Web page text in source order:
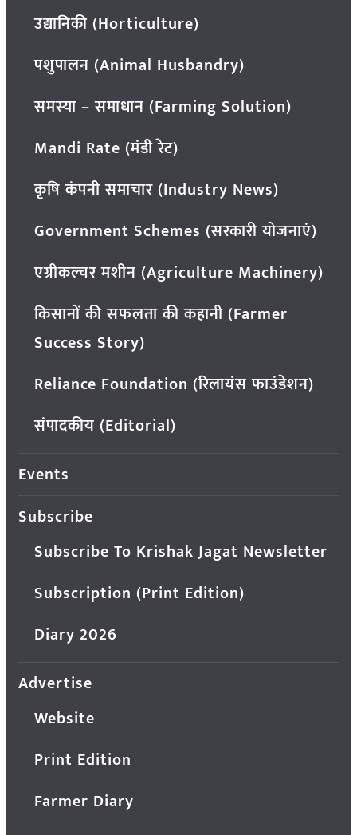
उद्यानिकी (Horticulture)
पशुपालन (Animal Husbandry)
समस्या – समाधान (Farming Solution)
Mandi Rate (मंडी रेट)
कृषि कंपनी समाचार (Industry News)
Government Schemes (सरकारी योजनाएं)
एग्रीकल्चर मशीन (Agriculture Machinery)
किसानों की सफलता की कहानी (Farmer
Success Story)
Reliance Foundation (रिलायंस फाउंडेशन)
संपादकीय (Editorial)
Events
Subscribe
Subscribe To Krishak Jagat Newsletter
Subscription (Print Edition)
Diary 2026
Advertise
Website
Print Edition
Farmer Diary